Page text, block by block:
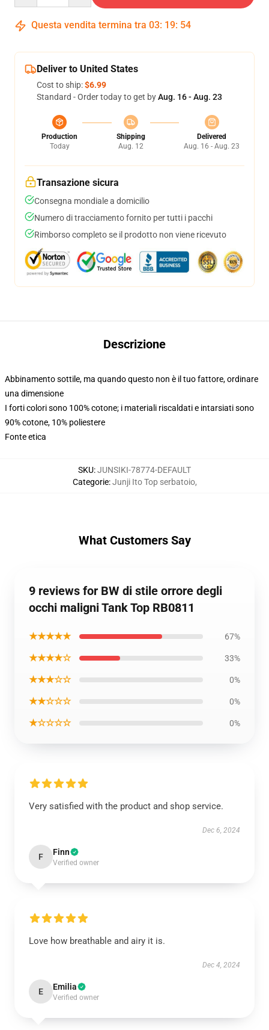
Questa vendita termina tra 03: 19: 54
Deliver to United States
Cost to ship:$6.99
Standard - Order today to get byAug. 16 - Aug. 23
Production
Today
Shipping
Aug. 12
Delivered
Aug. 16 - Aug. 23
Transazione sicura
Consegna mondiale a domicilio
Numero di tracciamento fornito per tutti i pacchi
Rimborso completo se il prodotto non viene ricevuto
Descrizione
Abbinamento sottile, ma quando questo non è il tuo fattore, ordinare
una dimensione
I forti colori sono 100% cotone; i materiali riscaldati e intarsiati sono
90% cotone, 10% poliestere
Fonte etica
SKU:JUNSIKI-78774-DEFAULT
Categorie:Junji Ito Top serbatoio,
What Customers Say
9 reviews for BW di stile orrore degli
occhi maligni Tank Top RB0811
★★★★★ 67%
★★★★☆ 33%
★★★☆☆ 0%
★★☆☆☆ 0%
★☆☆☆☆ 0%
Very satisfied with the product and shop service.
Dec 6, 2024
F Finn
Verified owner
Love how breathable and airy it is.
Dec 4, 2024
E Emilia
Verified owner